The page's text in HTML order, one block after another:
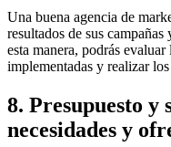
Una buena agencia de
resultados de sus campañas
esta manera, podrás
implementadas y realizar los
8. Presupuesto y
necesidades y